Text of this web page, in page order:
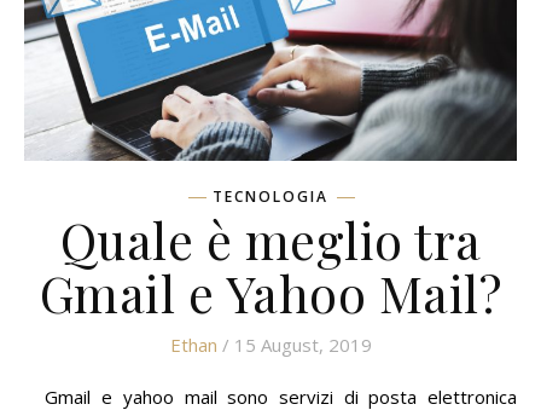
TECNOLOGIA
Quale è meglio tra
Gmail e Yahoo Mail?
Ethan / 15 August, 2019
Gmail e yahoo mail sono servizi di posta elettronica